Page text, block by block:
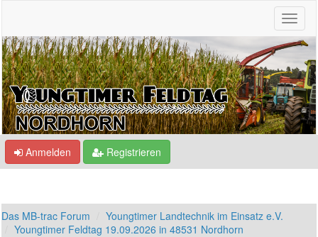
Anmelden Registrieren
Das MB-trac Forum
Youngtimer Landtechnik im Einsatz e.V.
Youngtimer Feldtag 19.09.2026 in 48531 Nordhorn